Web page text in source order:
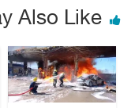
Also Like